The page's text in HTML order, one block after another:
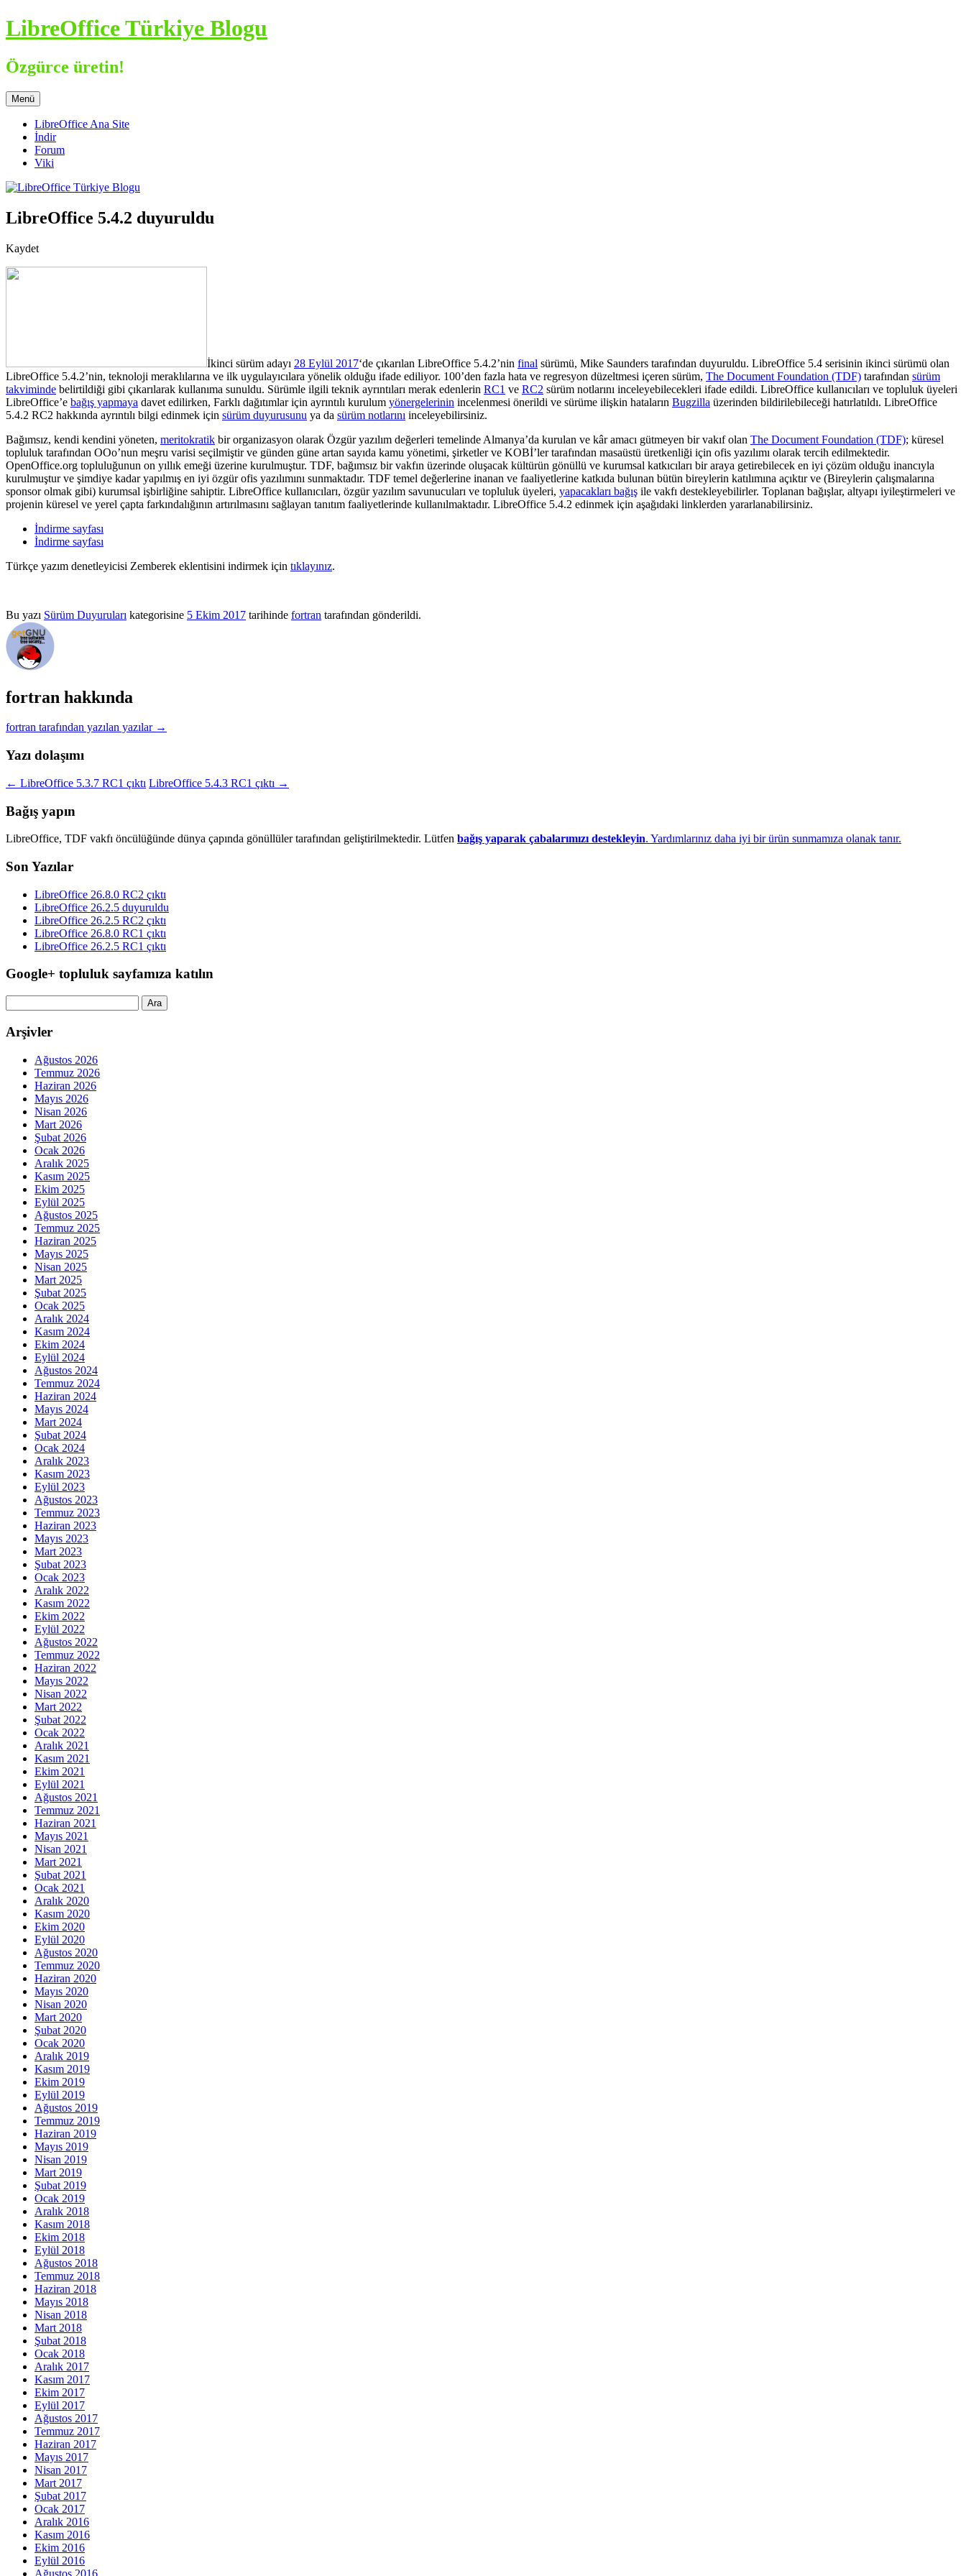
İçeriğe
atla
LibreOffice Türkiye Blogu
Özgürce üretin!
Menü
LibreOffice Ana Site
İndir
Forum
Viki
LibreOffice 5.4.2 duyuruldu
Kaydet
İkinci sürüm adayı 28 Eylül 2017‘de çıkarılan LibreOffice 5.4.2’nin final sürümü, Mike Saunders tarafından duyuruldu. LibreOffice 5.4 serisinin ikinci sürümü olan
LibreOffice 5.4.2’nin, teknoloji meraklılarına ve ilk uygulayıcılara yönelik olduğu ifade ediliyor. 100’den fazla hata ve regresyon düzeltmesi içeren sürüm, The Document Foundation (TDF) tarafından sürüm
takviminde belirtildiği gibi çıkarılarak kullanıma sunuldu. Sürümle ilgili teknik ayrıntıları merak edenlerin RC1 ve RC2 sürüm notlarını inceleyebilecekleri ifade edildi. LibreOffice kullanıcıları ve topluluk üyeleri
LibreOffice’e bağış yapmaya davet edilirken, Farklı dağıtımlar için ayrıntılı kurulum yönergelerinin incelenmesi önerildi ve sürüme ilişkin hataların Bugzilla üzerinden bildirilebileceği hatırlatıldı. LibreOffice
5.4.2 RC2 hakkında ayrıntılı bilgi edinmek için sürüm duyurusunu ya da sürüm notlarını inceleyebilirsiniz.
Bağımsız, kendi kendini yöneten, meritokratik bir organizasyon olarak Özgür yazılım değerleri temelinde Almanya’da kurulan ve kâr amacı gütmeyen bir vakıf olan The Document Foundation (TDF); küresel
topluluk tarafından OOo’nun meşru varisi seçilmiştir ve günden güne artan sayıda kamu yönetimi, şirketler ve KOBİ’ler tarafından masaüstü üretkenliği için ofis yazılımı olarak tercih edilmektedir.
OpenOffice.org topluluğunun on yıllık emeği üzerine kurulmuştur. TDF, bağımsız bir vakfın üzerinde oluşacak kültürün gönüllü ve kurumsal katkıcıları bir araya getirebilecek en iyi çözüm olduğu inancıyla
kurulmuştur ve şimdiye kadar yapılmış en iyi özgür ofis yazılımını sunmaktadır. TDF temel değerlerine inanan ve faaliyetlerine katkıda bulunan bütün bireylerin katılımına açıktır ve (Bireylerin çalışmalarına
sponsor olmak gibi) kurumsal işbirliğine sahiptir. LibreOffice kullanıcıları, özgür yazılım savunucuları ve topluluk üyeleri, yapacakları bağış ile vakfı destekleyebilirler. Toplanan bağışlar, altyapı iyileştirmeleri ve
projenin küresel ve yerel çapta farkındalığının artırılmasını sağlayan tanıtım faaliyetlerinde kullanılmaktadır. LibreOffice 5.4.2 edinmek için aşağıdaki linklerden yararlanabilirsiniz.
İndirme sayfası
İndirme sayfası
Türkçe yazım denetleyicisi Zemberek eklentisini indirmek için tıklayınız.
Bu yazı Sürüm Duyuruları kategorisine 5 Ekim 2017 tarihinde fortran tarafından gönderildi.
fortran hakkında
fortran tarafından yazılan yazılar →
Yazı dolaşımı
← LibreOffice 5.3.7 RC1 çıktı LibreOffice 5.4.3 RC1 çıktı →
Bağış yapın
LibreOffice, TDF vakfı öncülüğünde dünya çapında gönüllüler tarafından geliştirilmektedir. Lütfen bağış yaparak çabalarımızı destekleyin. Yardımlarınız daha iyi bir ürün sunmamıza olanak tanır.
Son Yazılar
LibreOffice 26.8.0 RC2 çıktı
LibreOffice 26.2.5 duyuruldu
LibreOffice 26.2.5 RC2 çıktı
LibreOffice 26.8.0 RC1 çıktı
LibreOffice 26.2.5 RC1 çıktı
Google+ topluluk sayfamıza katılın
Arşivler
Ağustos 2026
Temmuz 2026
Haziran 2026
Mayıs 2026
Nisan 2026
Mart 2026
Şubat 2026
Ocak 2026
Aralık 2025
Kasım 2025
Ekim 2025
Eylül 2025
Ağustos 2025
Temmuz 2025
Haziran 2025
Mayıs 2025
Nisan 2025
Mart 2025
Şubat 2025
Ocak 2025
Aralık 2024
Kasım 2024
Ekim 2024
Eylül 2024
Ağustos 2024
Temmuz 2024
Haziran 2024
Mayıs 2024
Mart 2024
Şubat 2024
Ocak 2024
Aralık 2023
Kasım 2023
Eylül 2023
Ağustos 2023
Temmuz 2023
Haziran 2023
Mayıs 2023
Mart 2023
Şubat 2023
Ocak 2023
Aralık 2022
Kasım 2022
Ekim 2022
Eylül 2022
Ağustos 2022
Temmuz 2022
Haziran 2022
Mayıs 2022
Nisan 2022
Mart 2022
Şubat 2022
Ocak 2022
Aralık 2021
Kasım 2021
Ekim 2021
Eylül 2021
Ağustos 2021
Temmuz 2021
Haziran 2021
Mayıs 2021
Nisan 2021
Mart 2021
Şubat 2021
Ocak 2021
Aralık 2020
Kasım 2020
Ekim 2020
Eylül 2020
Ağustos 2020
Temmuz 2020
Haziran 2020
Mayıs 2020
Nisan 2020
Mart 2020
Şubat 2020
Ocak 2020
Aralık 2019
Kasım 2019
Ekim 2019
Eylül 2019
Ağustos 2019
Temmuz 2019
Haziran 2019
Mayıs 2019
Nisan 2019
Mart 2019
Şubat 2019
Ocak 2019
Aralık 2018
Kasım 2018
Ekim 2018
Eylül 2018
Ağustos 2018
Temmuz 2018
Haziran 2018
Mayıs 2018
Nisan 2018
Mart 2018
Şubat 2018
Ocak 2018
Aralık 2017
Kasım 2017
Ekim 2017
Eylül 2017
Ağustos 2017
Temmuz 2017
Haziran 2017
Mayıs 2017
Nisan 2017
Mart 2017
Şubat 2017
Ocak 2017
Aralık 2016
Kasım 2016
Ekim 2016
Eylül 2016
Ağustos 2016